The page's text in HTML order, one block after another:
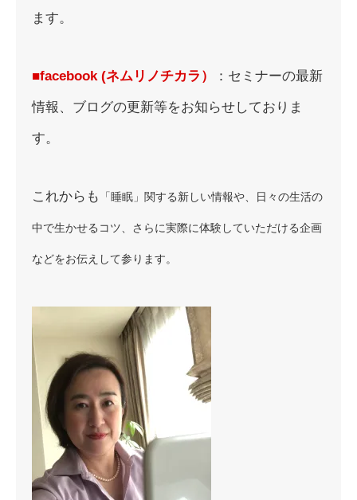
ます。
■facebook (ネムリノチカラ） ：セミナーの最新
情報、ブログの更新等をお知らせしておりま
す。
これからも 「睡眠」関する新しい情報や、日々の生活の
中で生かせるコツ、さらに実際に体験していただける企画
などをお伝えして参ります。